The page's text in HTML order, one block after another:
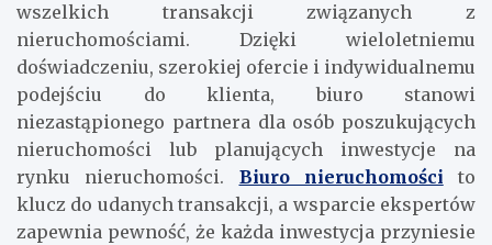
wszelkich transakcji związanych z
nieruchomościami. Dzięki wieloletniemu
doświadczeniu, szerokiej ofercie i indywidualnemu
podejściu do klienta, biuro stanowi
niezastąpionego partnera dla osób poszukujących
nieruchomości lub planujących inwestycje na
rynku nieruchomości. Biuro nieruchomości
to
klucz do udanych transakcji, a wsparcie ekspertów
zapewnia pewność, że każda inwestycja przyniesie